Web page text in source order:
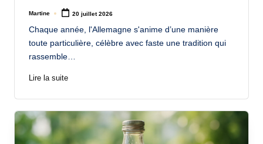
Posted
Martine 20 juillet 2026
Chaque année, l'Allemagne s'anime d’une manière
toute particulière, célèbre avec faste une tradition qui
rassemble…
Lire la suite